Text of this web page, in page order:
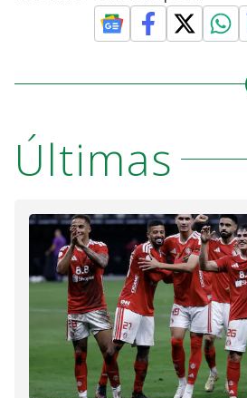
Últimas